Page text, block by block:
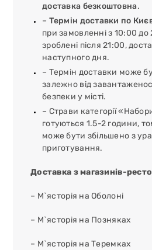
доставка безкоштовна.
– Термін доставки по
при замовленні з 10:00
зроблені після 21:00,
наступного дня.
– Термін доставки може
залежно від
безпеки у місті.
– Страви категорії
готуються 1.5-2 години,
може бути збільшено з
приготування.
Доставка з магазинів-
– М`ясторія на Оболоні
– М`ясторія на Позняках
– М`ясторія на Теремках